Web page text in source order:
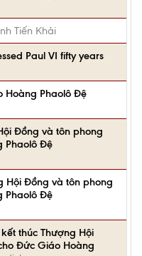
Tiến Khải
Paul VI fifty years
Hoàng Phaolô Đệ
Đồng và tôn phong
Phaolô Đệ
Hội Đồng và tôn phong
Phaolô Đệ
thúc Thượng Hội
Đức Giáo Hoàng